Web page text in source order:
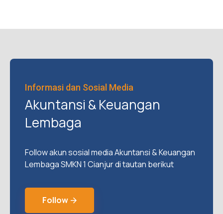
Informasi dan Sosial Media
Akuntansi & Keuangan
Lembaga
Follow akun sosial media Akuntansi & Keuangan
Lembaga SMKN 1 Cianjur di tautan berikut
Follow